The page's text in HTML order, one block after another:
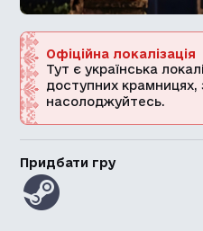
Офіційна локалізація
Тут є українська
доступних крамницях,
насолоджуйтесь.
Придбати гру